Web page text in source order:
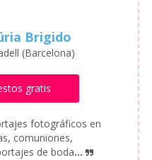
Brigido
(Barcelona)
gratis
fotográficos en
comuniones,
de boda...